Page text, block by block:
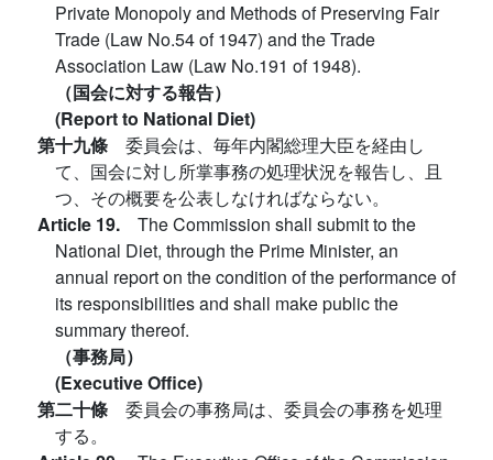
Private Monopoly and Methods of Preserving Fair
Trade (Law No.54 of 1947) and the Trade
Association Law (Law No.191 of 1948).
（国会に対する報告）
(Report to National Diet)
第十九條 委員会は、毎年内閣総理大臣を経由し
て、国会に対し所掌事務の処理状況を報告し、且
つ、その概要を公表しなければならない。
Article 19. The Commission shall submit to the
National Diet, through the Prime Minister, an
annual report on the condition of the performance of
its responsibilities and shall make public the
summary thereof.
（事務局）
(Executive Office)
第二十條 委員会の事務局は、委員会の事務を処理
する。